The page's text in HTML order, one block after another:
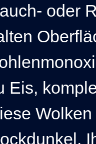
oder
Eis,